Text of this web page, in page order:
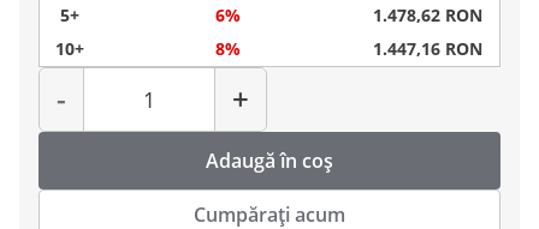
5+
6%
1.478,62 RON
10+
8% 1.447,16 RON
-
Cantitate
+
Adaugă în coș
Cumpărați acum